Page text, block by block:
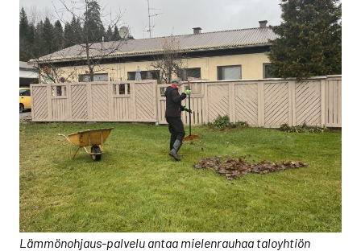
Lämmönohjaus-palvelu antaa mielenrauhaa taloyhtiön